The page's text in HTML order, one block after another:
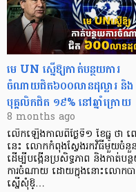
មេ UN ស្នើឱ្យកាត់បន្ថយការ
ចំណាយជិត៦០០លានដុល្លារ និង
បុគ្គលិកជិត ១៩% នៅឆ្នាំក្រោយ
8 months ago
លើកឡើងកាលពីថ្ងៃទី១ ខែធ្នូ ថា
នេះ លោកកំពុងស្វែងរកវិធីមួយចំនួន
ដើម្បីបង្កើនប្រសិទ្ធភាព និងកាត់បន្
ការចំណាយ ដោយក្នុងនោះលោកប
ស្នើសុំឱ្…